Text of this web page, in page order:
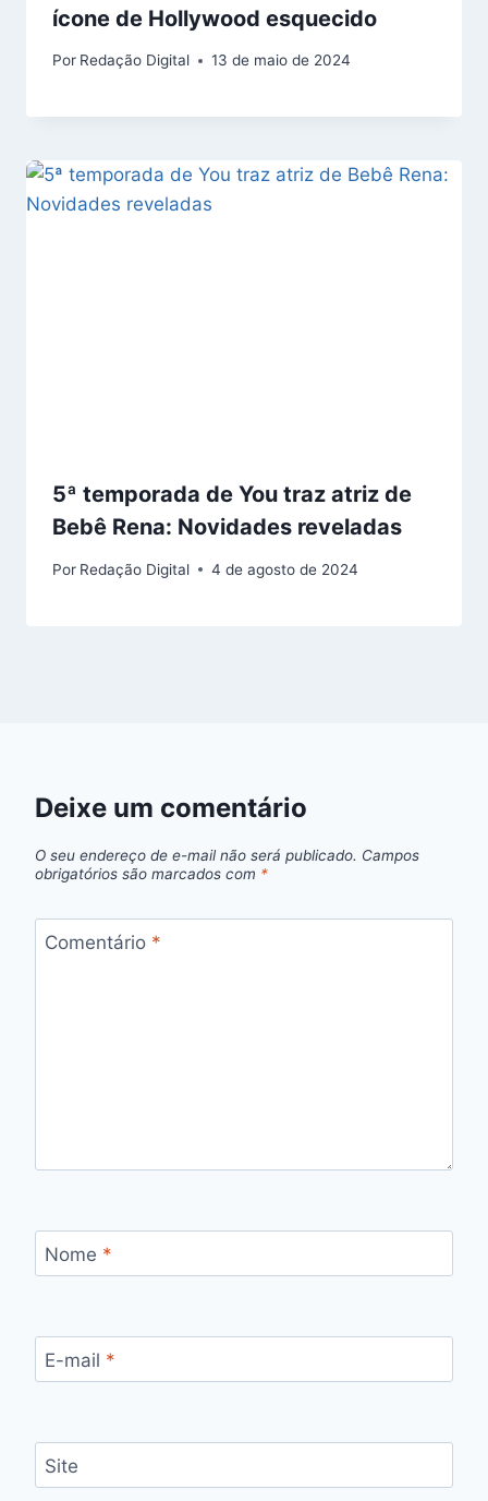
ícone de Hollywood esquecido
Por Redação Digital 13 de maio de 2024
5ª temporada de You traz atriz de
Bebê Rena: Novidades reveladas
Por Redação Digital 4 de agosto de 2024
Deixe um comentário
O seu endereço de e-mail não será publicado. Campos
obrigatórios são marcados com *
Comentário *
Nome *
E-mail *
Site